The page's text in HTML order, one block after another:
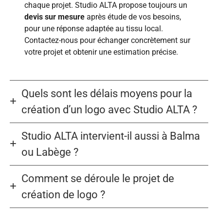
chaque projet. Studio ALTA propose toujours un
devis sur mesure après étude de vos besoins,
pour une réponse adaptée au tissu local.
Contactez-nous pour échanger concrètement sur
votre projet et obtenir une estimation précise.
Quels sont les délais moyens pour la
création d’un logo avec Studio ALTA ?
Studio ALTA intervient-il aussi à Balma
ou Labège ?
Comment se déroule le projet de
création de logo ?